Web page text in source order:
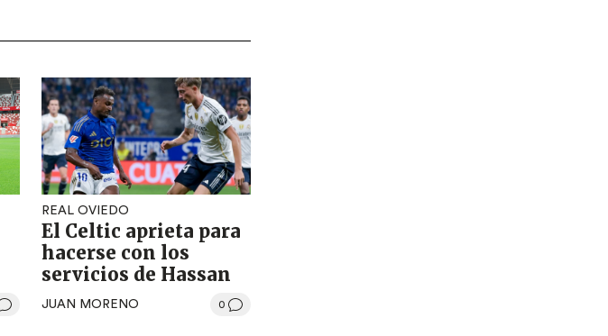
REAL OVIEDO
El Celtic aprieta para
hacerse con los
servicios de Hassan
JUAN MORENO 0